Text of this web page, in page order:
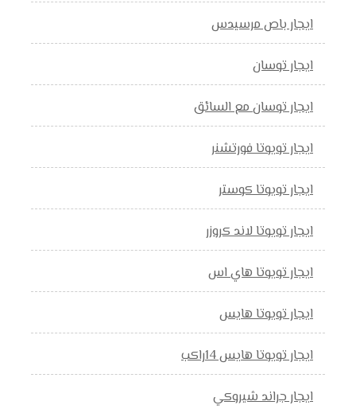
ايجار باص مرسيدس
ايجار توسان
ايجار توسان مع السائق
ايجار تويوتا فورتشنر
ايجار تويوتا كوستر
ايجار تويوتا لاند كروزر
ايجار تويوتا هاي اس
ايجار تويوتا هايس
ايجار تويوتا هايس 14راكب
ايجار جراند شيروكي